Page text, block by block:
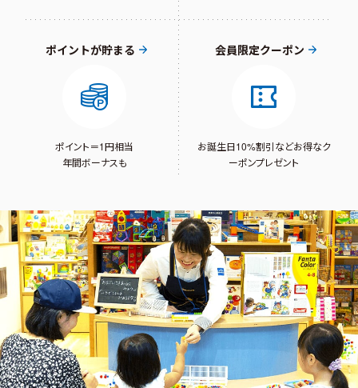
ポイントが貯まる
ポイント＝1円相当
年間ボーナスも
会員限定クーポン
お誕生日10%割引などお得なク
ーポンプレゼント